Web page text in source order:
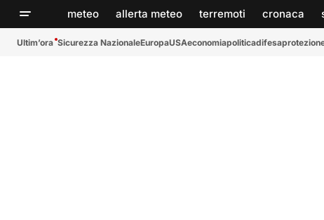
meteo allerta meteo terremoti cronaca
Ultim’ora Sicurezza NazionaleEuropaUSAeconomiapoliticadifesa